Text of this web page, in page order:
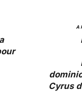
Cyrus